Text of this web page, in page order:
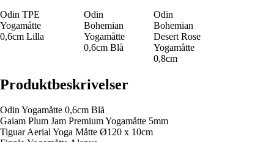
Odin TPE
Yogamåtte
0,6cm Lilla
Odin
Bohemian
Yogamåtte
0,6cm Blå
Odin
Bohemian
Desert Rose
Yogamåtte
0,8cm
Produktbeskrivelser
Odin Yogamåtte 0,6cm Blå
Gaiam Plum Jam Premium Yogamåtte 5mm
Tiguar Aerial Yoga Måtte Ø120 x 10cm